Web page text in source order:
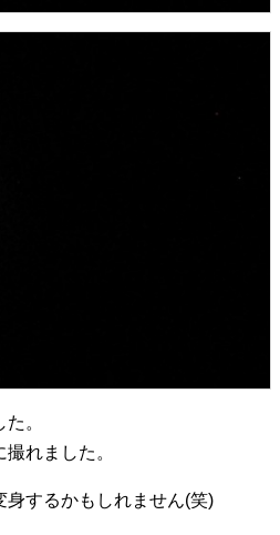
。
れました。
するかもしれません(笑)